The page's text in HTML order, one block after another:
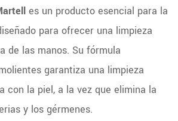
es un producto esencial para la
para ofrecer una limpieza
de las manos. Su fórmula
garantiza una limpieza
con la piel, a la vez que elimina la
y los gérmenes.